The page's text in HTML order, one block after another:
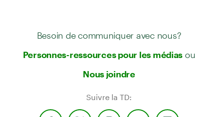
Besoin de communiquer avec nous?
Personnes-ressources pour les médias ou
Nous joindre
Suivre la TD: